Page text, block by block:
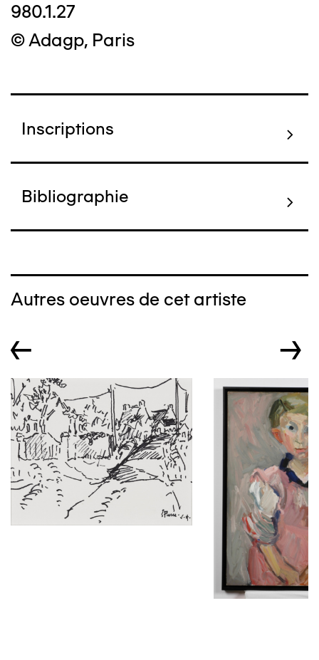
980.1.27
© Adagp, Paris
Inscriptions
Bibliographie
Autres oeuvres de cet artiste
← →